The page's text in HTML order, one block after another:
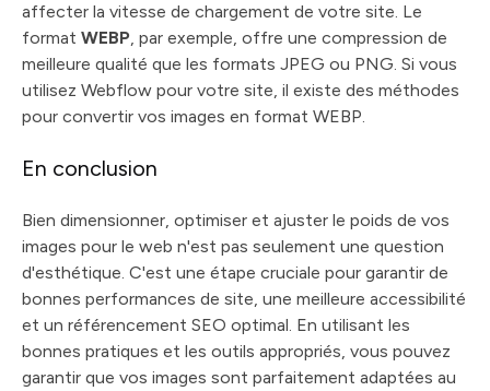
affecter la vitesse de chargement de votre site. Le
format WEBP, par exemple, offre une compression de
meilleure qualité que les formats JPEG ou PNG. Si vous
utilisez Webflow pour votre site, il existe des méthodes
pour convertir vos images en format WEBP.
En conclusion
Bien dimensionner, optimiser et ajuster le poids de vos
images pour le web n'est pas seulement une question
d'esthétique. C'est une étape cruciale pour garantir de
bonnes performances de site, une meilleure accessibilité
et un référencement SEO optimal. En utilisant les
bonnes pratiques et les outils appropriés, vous pouvez
garantir que vos images sont parfaitement adaptées au